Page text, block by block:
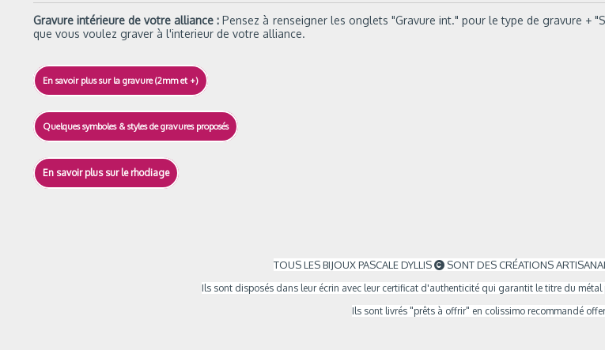
Gravure intérieure de votre alliance : Pensez à renseigner les onglets "Gravure int." pour le type de gravure +
que vous voulez graver à l'interieur de votre alliance.
En savoir plus sur la gravure (2mm et +)
Quelques symboles & styles de gravures proposés
En savoir plus sur le rhodiage
TOUS LES BIJOUX PASCALE DYLLIS SONT DES CRÉATIONS
Ils sont disposés dans leur écrin avec leur certificat d'authenticité qui garantit le titre du
Ils sont livrés "prêts à offrir" en colissimo recommandé